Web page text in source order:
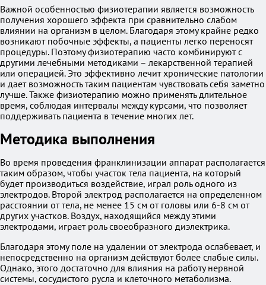
Важной особенностью физиотерапии является возможность
получения хорошего эффекта при сравнительно слабом
влиянии на организм в целом. Благодаря этому крайне редко
возникают побочные эффекты, а пациенты легко переносят
процедуры. Поэтому физиотерапию часто комбинируют с
другими лечебными методиками – лекарственной терапией
или операцией. Это эффективно лечит хронические патологии
и дает возможность таким пациентам чувствовать себя заметно
лучше. Также физиотерапию можно применять длительное
время, соблюдая интервалы между курсами, что позволяет
поддерживать пациента в течение многих лет.
Методика выполнения
Во время проведения франклинизации аппарат располагается
таким образом, чтобы участок тела пациента, на который
будет производиться воздействие, играл роль одного из
электродов. Второй электрод располагается на определенном
расстоянии от тела, не менее 15 см от головы или 6-8 см от
других участков. Воздух, находящийся между этими
электродами, играет роль своеобразного диэлектрика.
Благодаря этому поле на удалении от электрода ослабевает, и
непосредственно на организм действуют более слабые силы.
Однако, этого достаточно для влияния на работу нервной
системы, сосудистого русла и клеточного метаболизма.